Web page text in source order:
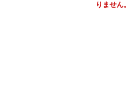
りません。